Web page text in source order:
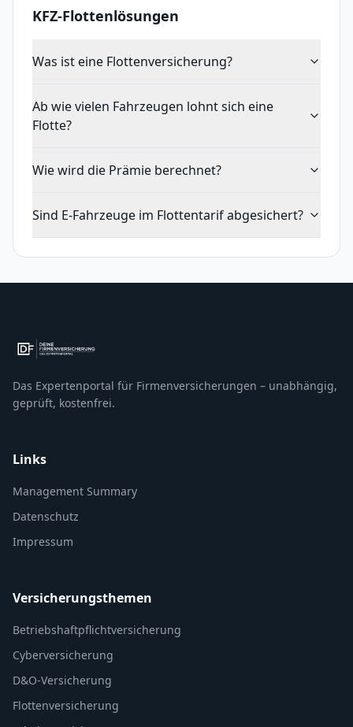
KFZ-Flottenlösungen
Was ist eine Flottenversicherung?
Ab wie vielen Fahrzeugen lohnt sich eine
Flotte?
Wie wird die Prämie berechnet?
Sind E-Fahrzeuge im Flottentarif abgesichert?
Das Expertenportal für Firmenversicherungen – unabhängig,
geprüft, kostenfrei.
Links
Management Summary
Datenschutz
Impressum
Versicherungsthemen
Betriebshaftpflichtversicherung
Cyberversicherung
D&O-Versicherung
Flottenversicherung